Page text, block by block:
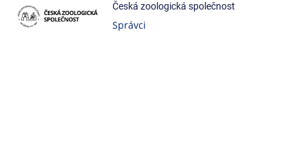
Česká zoologická společnost
Správci